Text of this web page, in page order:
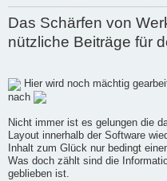
Das Schärfen von
nützliche Beiträge für
Hier wird noch mächtig
nach
Nicht immer ist es gelungen die
Layout innerhalb der Software
Inhalt zum Glück nur bedingt
Was doch zählt sind die
geblieben ist.